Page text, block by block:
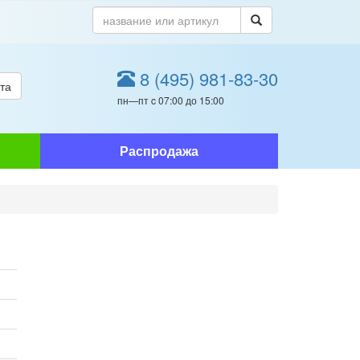
8 (495) 981-83-30
пн—пт c 07:00 до 15:00
Распродажа